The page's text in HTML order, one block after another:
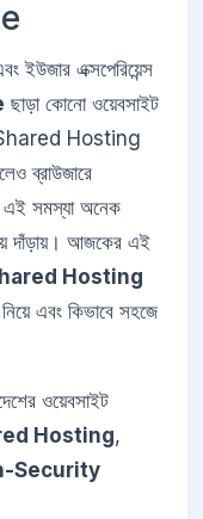
ইউজার এক্সপেরিয়েন্স
ছাড়া কোনো ওয়েবসাইট
Shared Hosting
ব্রাউজারে
এই সমস্যা অনেক
দাঁড়ায়। আজকের এই
Hosting
নিয়ে এবং কিভাবে সহজে
ওয়েবসাইট
Hosting,
Security